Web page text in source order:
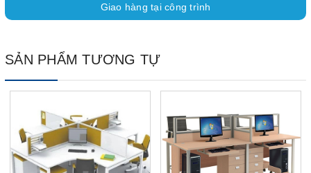
Giao hàng tại công trình
SẢN PHẨM TƯƠNG TỰ